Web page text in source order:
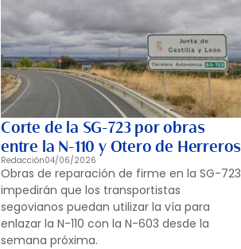
Corte de la SG-723 por obras
entre la N-110 y Otero de Herreros
Redacción04/06/2026
Obras de reparación de firme en la SG-723
impedirán que los transportistas
segovianos puedan utilizar la vía para
enlazar la N-110 con la N-603 desde la
semana próxima.